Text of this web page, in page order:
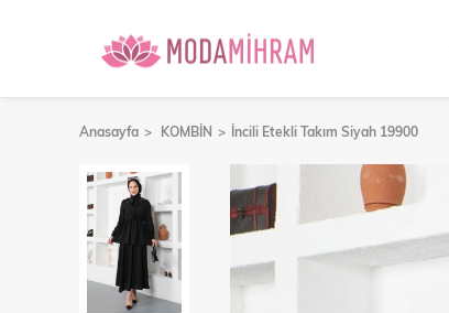
Anasayfa KOMBİN İncili Etekli Takım Siyah 19900